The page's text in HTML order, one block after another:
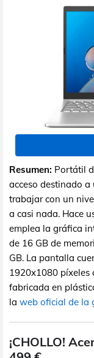
Resumen: Portátil
acceso destinado
trabajar con un
a casi nada. Hace
emplea la gráfica
de 16 GB de
GB. La pantalla
1920x1080 píxeles
fabricada en
la web oficial de la
¡CHOLLO!